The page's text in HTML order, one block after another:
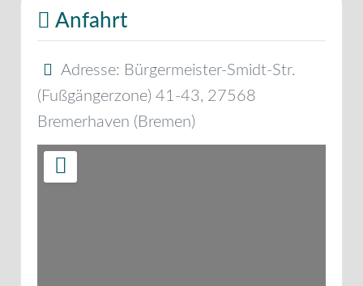
Anfahrt
Adresse: Bürgermeister-Smidt-Str.
(Fußgängerzone) 41-43, 27568
Bremerhaven ( Bremen)